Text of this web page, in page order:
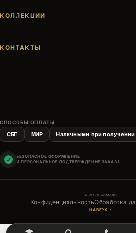
КОЛЛЕКЦИИ
КОНТАКТЫ
СПОСОБЫ ОПЛАТЫ
СБП МИР Наличными при получении
БЕЗОПАСНОЕ ОФОРМЛЕНИЕ
И ПЕРСОНАЛЬНОЕ ПОДТВЕРЖДЕНИЕ ЗАКАЗА
© 2026 Сомово
КонфиденциальностьОбработка
НАВЕРХ ↑